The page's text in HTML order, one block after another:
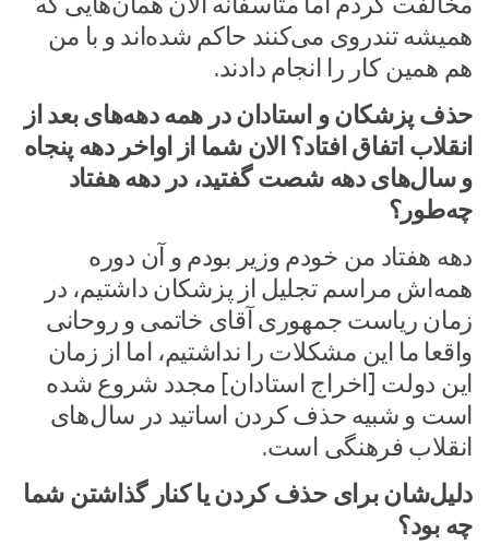
همیشه تندروی می‌کنند حاکم شده‌اند و با من
هم همین کار را انجام دادند.
حذف پزشکان و استادان در همه دهه‌های بعد از
انقلاب اتفاق افتاد؟ الان شما از اواخر دهه پنجاه
و سال‌های دهه شصت گفتید، در دهه هفتاد
چه‌طور؟
دهه هفتاد من خودم وزیر بودم و آن دوره
همه‌اش مراسم تجلیل از پزشکان داشتیم، در
زمان ریاست جمهوری آقای خاتمی و روحانی
واقعا ما این مشکلات را نداشتیم، اما از زمان
این دولت [اخراج استادان] مجدد شروع شده
است و شبیه حذف کردن اساتید در سال‌های
انقلاب فرهنگی است.
دلیل‌شان برای حذف کردن یا کنار گذاشتن شما
چه بود؟